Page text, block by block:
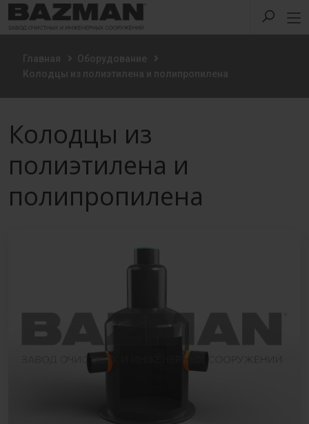
Главная
Оборудование
Колодцы из полиэтилена и полипропилена
Колодцы из
полиэтилена и
полипропилена